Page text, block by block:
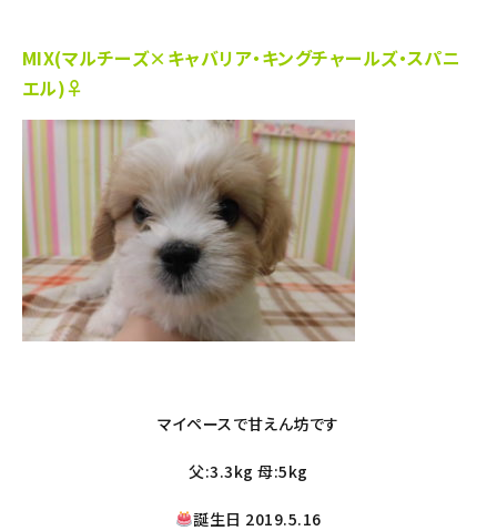
MIX(マルチーズ×キャバリア・キングチャールズ・スパニ
エル)♀
マイペースで甘えん坊です
父:3.3kg 母:5kg
誕生日 2019.5.16